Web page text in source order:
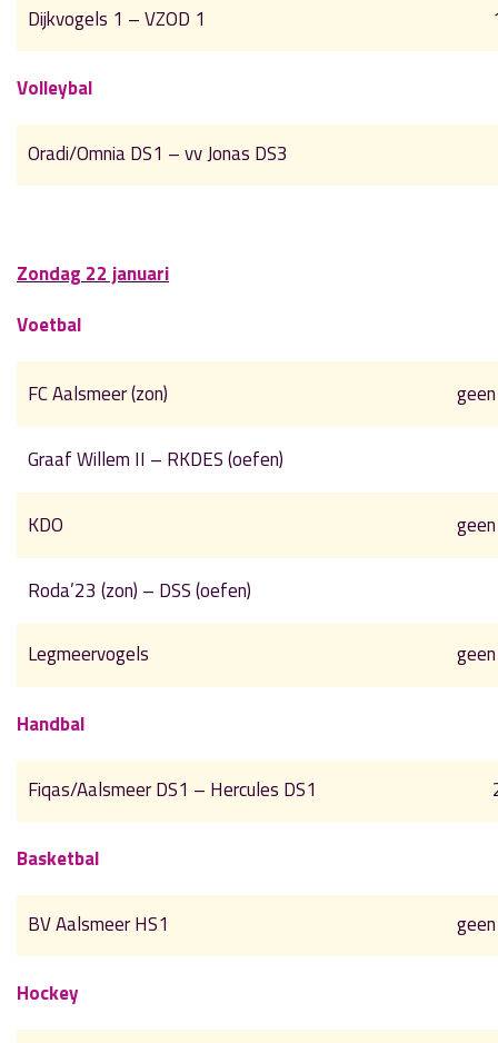
Dijkvogels 1 – VZOD 1
Volleybal
Oradi/Omnia DS1 – vv Jonas DS3
Zondag 22 januari
Voetbal
FC Aalsmeer (zon)
Graaf Willem II – RKDES (oefen)
KDO
Roda’23 (zon) – DSS (oefen)
Legmeervogels
Handbal
Fiqas/Aalsmeer DS1 – Hercules DS1
Basketbal
BV Aalsmeer HS1
Hockey